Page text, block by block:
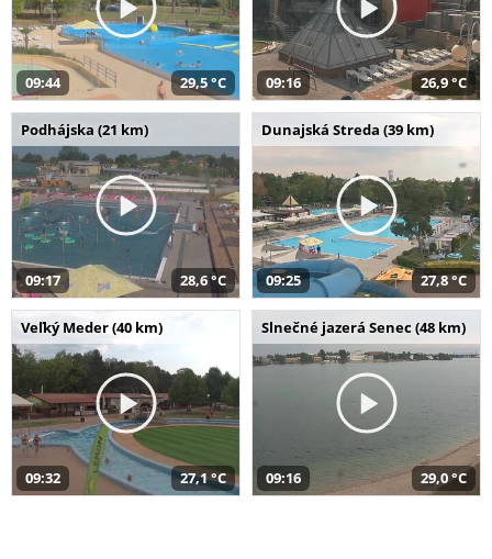
09:44 29,5 °C 09:16 26,9 °C
Podhájska (21 km)
09:17 28,6 °C
Dunajská Streda (39 km)
09:25 27,8 °C
Veľký Meder (40 km)
09:32 27,1 °C
Slnečné jazerá Senec (48 km)
09:16 29,0 °C